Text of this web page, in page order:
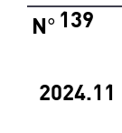
2024.11
139
N°